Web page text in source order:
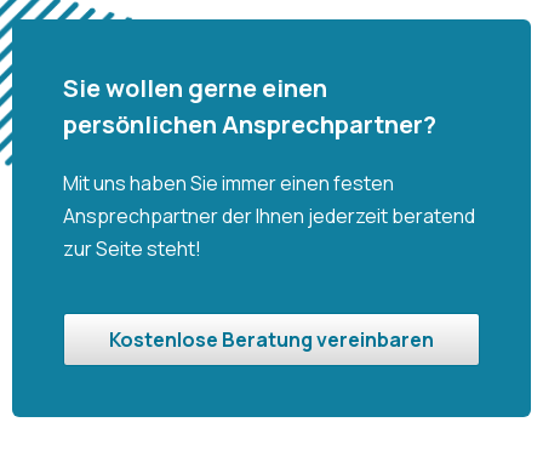
Sie wollen gerne einen
persönlichen Ansprechpartner?
Mit uns haben Sie immer einen festen
Ansprechpartner der Ihnen jederzeit beratend
zur Seite steht!
Kostenlose Beratung vereinbaren